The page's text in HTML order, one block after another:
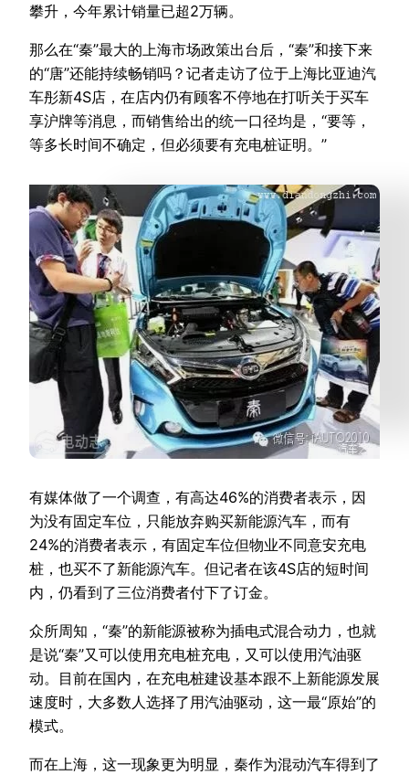
攀升，今年累计销量已超2万辆。
那么在“秦”最大的上海市场政策出台后，“秦”和接下来
的“唐”还能持续畅销吗？记者走访了位于上海比亚迪汽
车彤新4S店，在店内仍有顾客不停地在打听关于买车
享沪牌等消息，而销售给出的统一口径均是，“要等，
等多长时间不确定，但必须要有充电桩证明。”
有媒体做了一个调查，有高达46%的消费者表示，因
为没有固定车位，只能放弃购买新能源汽车，而有
24%的消费者表示，有固定车位但物业不同意安充电
桩，也买不了新能源汽车。但记者在该4S店的短时间
内，仍看到了三位消费者付下了订金。
众所周知，“秦”的新能源被称为插电式混合动力，也就
是说“秦”又可以使用充电桩充电，又可以使用汽油驱
动。目前在国内，在充电桩建设基本跟不上新能源发展
速度时，大多数人选择了用汽油驱动，这一最“原始”的
模式。
而在上海，这一现象更为明显，秦作为混动汽车得到了